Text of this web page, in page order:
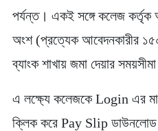
পর্যন্ত। একই সঙ্গে কলেজ কর্তৃক
অংশ (প্রত্যেক আবেদনকারীর ১৫০
ব্যাংক শাখায় জমা দেয়ার
এ লক্ষ্যে কলেজকে Login এর
ক্লিক করে Pay Slip ডাউনলোড